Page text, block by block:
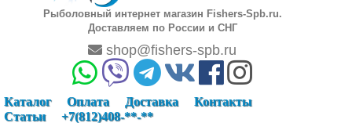
Рыболовный интернет магазин Fishers-Spb.ru.
Доставляем по России и СНГ
shop@fishers-spb.ru
Каталог Оплата Доставка
Контакты
Статьи
+7(812)408-**-**